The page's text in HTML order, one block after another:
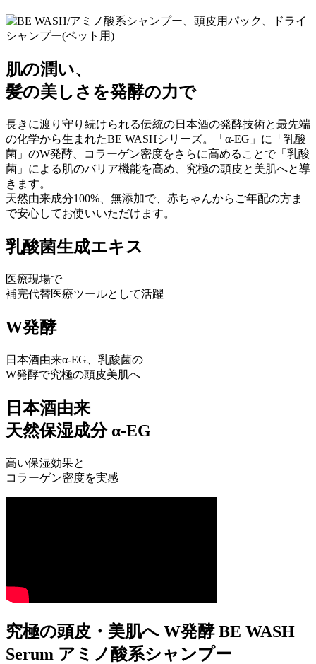
肌の潤い、
髪の美しさを発酵の力で
長きに渡り守り続けられる伝統の日本酒の発酵技術と最先端
の化学から生まれたBE WASHシリーズ。「α-EG」に「乳酸
菌」のW発酵、コラーゲン密度をさらに高めることで「乳酸
菌」による肌のバリア機能を高め、究極の頭皮と美肌へと導
きます。
天然由来成分100%、無添加で、赤ちゃんからご年配の方ま
で安心してお使いいただけます。
乳酸菌生成エキス
医療現場で
補完代替医療ツールとして活躍
W発酵
日本酒由来α-EG、乳酸菌の
W発酵で究極の頭皮美肌へ
日本酒由来
天然保湿成分 α-EG
高い保湿効果と
コラーゲン密度を実感
究極の頭皮・美肌へ W発酵 BE WASH
Serum アミノ酸系シャンプー